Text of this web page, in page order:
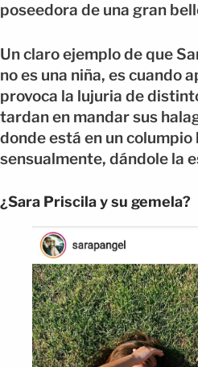
poseedora de una gran
Un claro ejemplo de que
no es una niña, es cuando
provoca la lujuria de
tardan en mandar sus
donde está en un
sensualmente, dándole la
¿Sara Priscila y su gemela?